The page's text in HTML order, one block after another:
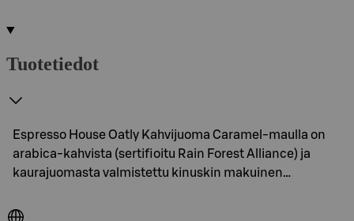
Tuotetiedot
Espresso House Oatly Kahvijuoma Caramel-maulla on
arabica-kahvista (sertifioitu Rain Forest Alliance) ja
kaurajuomasta valmistettu kinuskin makuinen…